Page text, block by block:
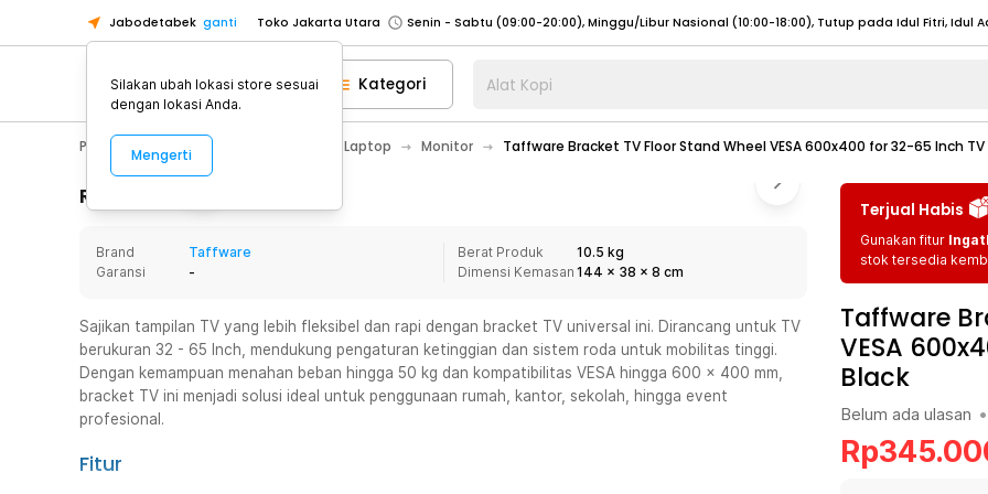
Jabodetabek ganti Toko Jakarta Utara
Toko Tangerang
Toko Cikupa
Pick n Go Jakarta Barat
Senin - Jumat (07:00 - 20:00), Sabtu - Minggu (08:00 - 20:00), Tutup pada Idul Fitri
Pick n Go Bekasi
Senin - Jumat (08:00 - 20:00), Sabtu - Minggu/ Libur Nasional (08:00 - 17:00) Selengkapnya
Senin - Jumat (08:00 - 20:00), Sabtu - Minggu/ Libur Nasional (08:00 - 17:00) Selengkapnya
Senin - Sabtu (09:00-20:00), Minggu/Libur Nasional (12:00-20:00), Tutup pada Idul Fitri
Senin - Sabtu (09:00-20:00), Minggu/Libur Nasional (12:00-20:00), Tutup pada Idul Fitri
Toko Tangerang
Toko Cikupa
Pick n Go Jakarta Barat
Senin - Jumat (07:00 - 20:00), Sabtu - Minggu (08:00 - 20:00), Tutup pada Idul Fitri
Senin - Jumat (08:00 - 20:00), Sabtu - Minggu/ Libur Nasional (08:00 - 17:00) Selengkapnya
Senin - Jumat (08:00 - 20:00), Sabtu - Minggu/ Libur Nasional (08:00 - 17:00) Selengkapnya
Kategori Alat Kopi
PC & Laptop Aksesoris Komputer & Laptop Monitor Taffware Bracket TV Floor Stand Wheel VESA 600x400 for 32-65 Inch TV
Rincian Produk
Brand
Taffware
Garansi
-
Berat Produk
10.5 kg
Dimensi Kemasan 144 x 38 x 8 cm
Sajikan tampilan TV yang lebih fleksibel dan rapi dengan bracket TV universal ini. Dirancang untuk TV
berukuran 32 - 65 Inch, mendukung pengaturan ketinggian dan sistem roda untuk mobilitas tinggi.
Dengan kemampuan menahan beban hingga 50 kg dan kompatibilitas VESA hingga 600 x 400 mm,
bracket TV ini menjadi solusi ideal untuk penggunaan rumah, kantor, sekolah, hingga event
profesional.
Fitur
Terjual Habis
Gunakan fitur
stok tersedia
Taffware
VESA
Black
Belum ada ulasan •
Rp
Silakan ubah lokasi store sesuai
dengan lokasi Anda.
Mengerti